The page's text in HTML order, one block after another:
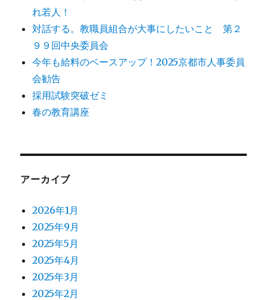
れ若人！
対話する。教職員組合が大事にしたいこと 第２
９９回中央委員会
今年も給料のベースアップ！2025京都市人事委員
会勧告
採用試験突破ゼミ
春の教育講座
アーカイブ
2026年1月
2025年9月
2025年5月
2025年4月
2025年3月
2025年2月